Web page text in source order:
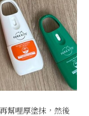
幫哩厚塗抹，然後